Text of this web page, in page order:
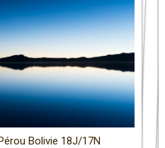
Bolivie 18J/17N